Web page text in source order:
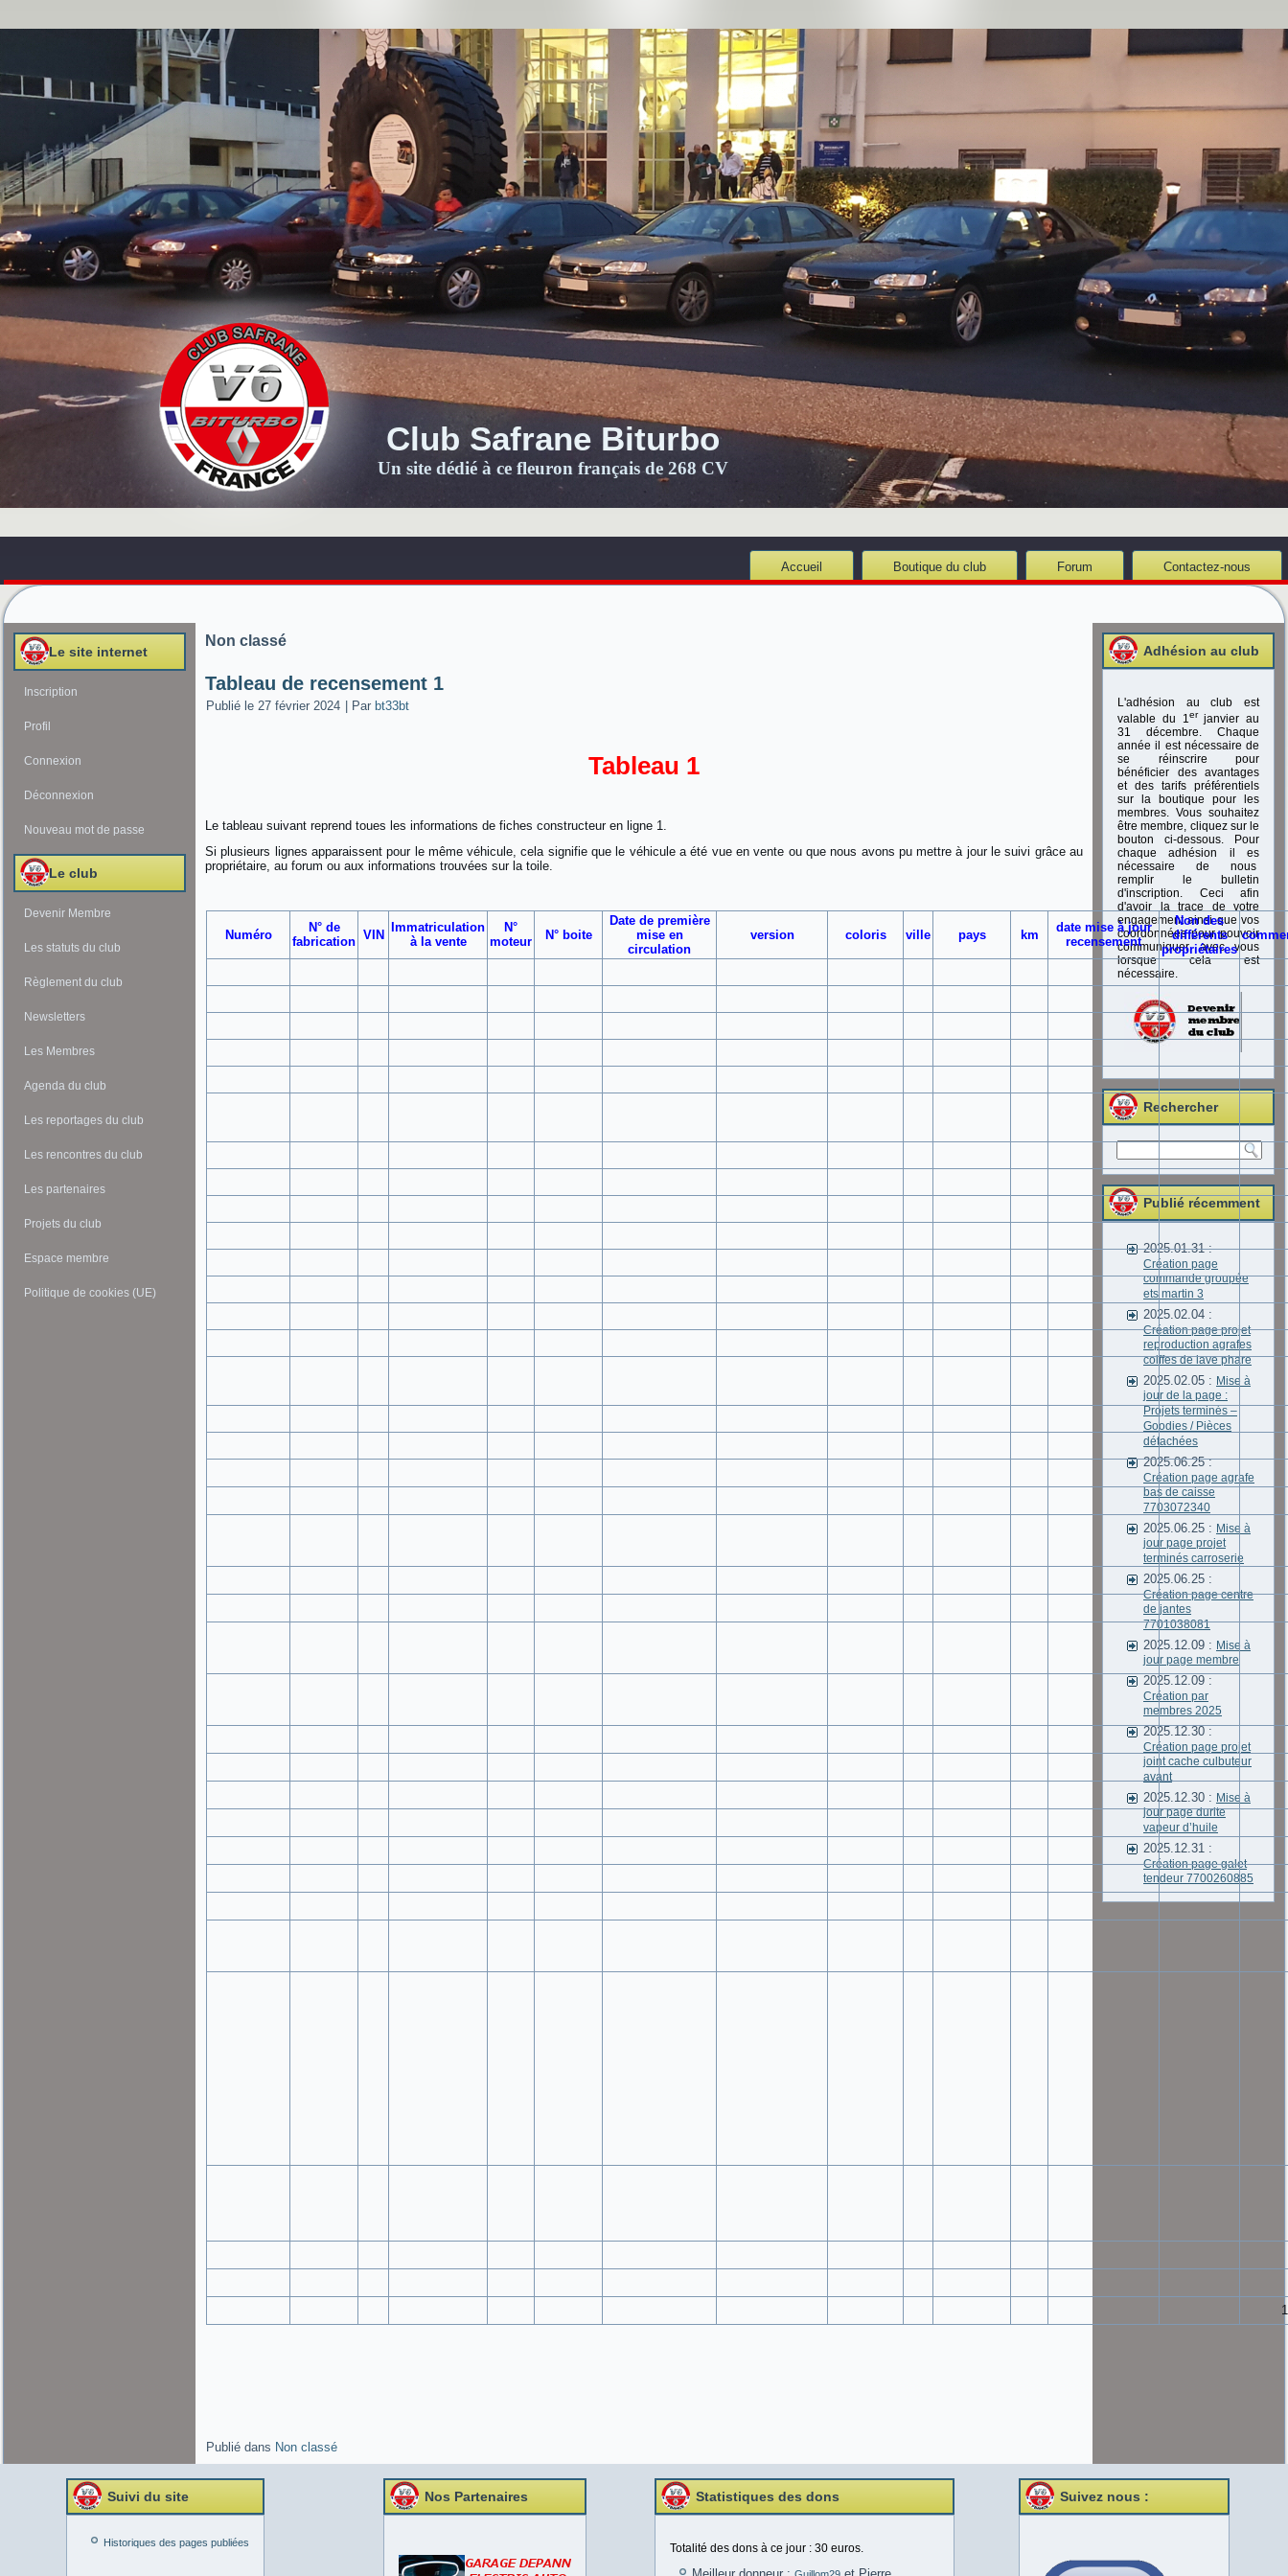
Club Safrane Biturbo
Un site dédié à ce fleuron français de 268 CV
Accueil Boutique du club Forum Contactez-nous
Le site internet
Inscription
Profil
Connexion
Déconnexion
Nouveau mot de passe
Le club
Devenir Membre
Les statuts du club
Règlement du club
Newsletters
Les Membres
Agenda du club
Les reportages du club
Les rencontres du club
Les partenaires
Projets du club
Espace membre
Politique de cookies (UE)
Non classé
Tableau de recensement 1
Publié le 27 février 2024 Par bt33bt
Tableau 1
Le tableau suivant reprend toues les informations de fiches constructeur en ligne 1.
Si plusieurs lignes apparaissent pour le même véhicule, cela signifie que le véhicule a été vue en vente ou que nous avons pu mettre à jour le suivi grâce au
propriétaire, au forum ou aux informations trouvées sur la toile.
Numéro
N° de
fabrication VIN
Immatriculation
à la vente
N°
moteur
N° boite
Date de première
mise en
circulation
version coloris ville pays km
date mise à jour
recensement
Non des
différents
propriétaires
1
Publié dans Non classé
Adhésion au club
L'adhésion au club est
valable du 1er janvier au
31 décembre. Chaque
année il est nécessaire de
se réinscrire pour
bénéficier des avantages
et des tarifs préférentiels
sur la boutique pour les
membres. Vous souhaitez
être membre, cliquez sur le
bouton ci-dessous. Pour
chaque adhésion il es
nécessaire de nous
remplir le bulletin
d'inscription. Ceci afin
d'avoir la trace de votre
engagement ainsi que vos
coordonnées pour pouvoir
communiquer avec vous
lorsque cela est
nécessaire.
Rechercher
Publié récemment
2025.01.31 :
Création page
commande groupée
ets martin 3
2025.02.04 :
Création page projet
reproduction agrafes
coiffes de lave phare
2025.02.05 : Mise à
jour de la page :
Projets terminés –
Goodies / Pièces
détachées
2025.06.25 :
Création page agrafe
bas de caisse
7703072340
2025.06.25 : Mise à
jour page projet
terminés carroserie
2025.06.25 :
Création page centre
de jantes
7701038081
2025.12.09 : Mise à
jour page membre
2025.12.09 :
Création par
membres 2025
2025.12.30 :
Création page projet
joint cache culbuteur
avant
2025.12.30 : Mise à
jour page durite
vapeur d’huile
2025.12.31 :
Création page galet
tendeur 7700260885
Suivi du site
Historiques des pages publiées
Nos Partenaires Statistiques des dons
Totalité des dons à ce jour : 30 euros.
Suivez nous :